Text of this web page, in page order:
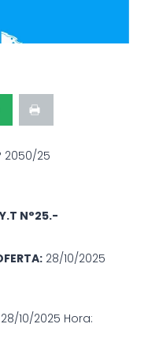
2050/25
N°25.-
28/10/2025
28/10/2025 Hora: